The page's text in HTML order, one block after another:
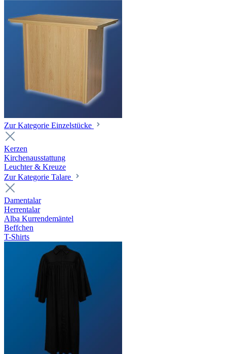
Zur Kategorie Einzelstücke
Kerzen
Kirchenausstattung
Leuchter & Kreuze
Zur Kategorie Talare
Damentalar
Herrentalar
Alba Kurrendemäntel
Beffchen
T-Shirts